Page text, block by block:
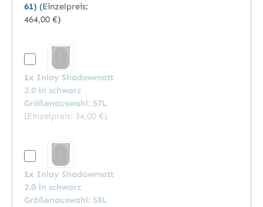
61) (Einzelpreis:
464,00 €)
1x Inlay Shadowmatt
2.0 in schwarz
Größenauswahl: 57L
(Einzelpreis: 34,00 €)
1x Inlay Shadowmatt
2.0 in schwarz
Größenauswahl: 58L